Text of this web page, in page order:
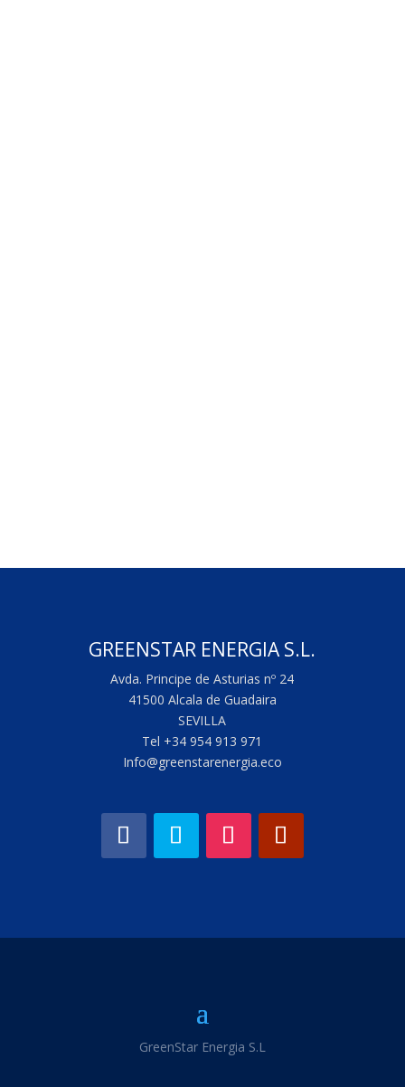
GREENSTAR ENERGIA S.L.
Avda. Principe de Asturias nº 24
41500 Alcala de Guadaira
SEVILLA
Tel +34 954 913 971
Info@greenstarenergia.eco
GreenStar Energia S.L